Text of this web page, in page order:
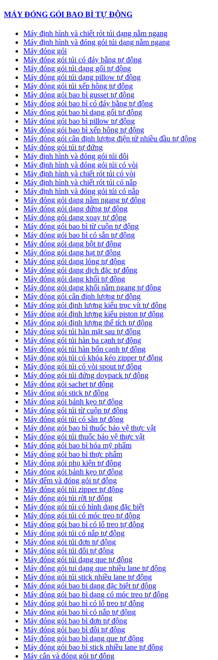
MÁY ĐÓNG GÓI BAO BÌ TỰ ĐỘNG
Máy định hình và chiết rót túi dạng nằm ngang
Máy định hình và đóng gói túi dạng nằm ngang
Máy đóng gói
Máy đóng gói túi có đáy bằng tự động
Máy đóng gói túi dạng gối tự động
Máy đóng gói túi dạng pillow tự động
Máy đóng gói túi xếp hông tự động
Máy đóng gói bao bì gusset tự động
Máy đóng gói bao bì có đáy bằng tự động
Máy đóng gói bao bì dạng gối tự động
Máy đóng gói bao bì pillow tự động
Máy đóng gói bao bì xếp hông tự động
Máy đóng gói cân định lượng điện tử nhiều đầu tự động
Máy đóng gói túi tự đứng
Máy định hình và đóng gói túi đôi
Máy định hình và đóng gói túi có vòi
Máy định hình và chiết rót túi có vòi
Máy định hình và chiết rót túi có nắp
Máy định hình và đóng gói túi có nắp
Máy đóng gói dạng nằm ngang tự động
Máy đóng gói dạng đứng tự động
Máy đóng gói dạng xoay tự động
Máy đóng gói bao bì từ cuộn tự động
Máy đóng gói bao bì có sẵn tự động
Máy đóng gói dạng bột tự động
Máy đóng gói dạng hạt tự động
Máy đóng gói dạng lỏng tự động
Máy đóng gói dạng dịch đặc tự động
Máy đóng gói dạng khối tự động
Máy đóng gói dạng khối nằm ngang tự động
Máy đóng gói cân định lượng tự động
Máy đóng gói định lượng kiểu trục vít tự động
Máy đóng gói định lượng kiểu piston tự động
Máy đóng gói định lượng thể tích tự động
Máy đóng gói túi hàn mặt sau tự động
Máy đóng gói túi hàn ba cạnh tự động
Máy đóng gói túi hàn bốn cạnh tự động
Máy đóng gói túi có khóa kéo zipper tự động
Máy đóng gói túi có vòi spout tự động
Máy đóng gói túi đứng doypack tự động
Máy đóng gói sachet tự động
Máy đóng gói stick tự động
Máy đóng gói bánh kẹo tự động
Máy đóng gói túi từ cuộn tự động
Máy đóng gói túi có sẵn tự động
Máy đóng gói bao bì thuốc bảo vệ thực vật
Máy đóng gói túi thuốc bảo vệ thực vật
Máy đóng gói bao bì hóa mỹ phẩm
Máy đóng gói bao bì thực phẩm
Máy đóng gói phụ kiện tự động
Máy đóng gói bánh kẹo tự động
Máy đếm và đóng gói tự động
Máy đóng gói túi zipper tự động
Máy đóng gói túi rời tự động
Máy đóng gói túi có hình dạng đặc biệt
Máy đóng gói túi có móc treo tự động
Máy đóng gói bao bì có lổ treo tự động
Máy đóng gói túi có nắp tự động
Máy đóng gói túi đơn tự động
Máy đóng gói túi đôi tự động
Máy đóng gói túi dạng que tự động
Máy đóng gói tui dạng que nhiều lane tự động
Máy đóng gói túi stick nhiều lane tự động
Máy đóng gói bao bi dạng đặc biệt tự động
Máy đóng gói bao bì dạng có móc treo tự động
Máy đóng gói bao bì có lổ treo tự động
Máy đóng gói bao bì có nắp tự động
Máy đóng gói bao bì đơn tự động
Máy đóng gói bao bì đôi tự động
Máy đóng gói bao bì dạng que tự động
Máy đóng gói bao bì stick nhiều lane tự động
Máy cân và đóng gói tự động